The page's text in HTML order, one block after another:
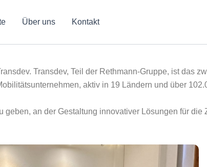
Über uns Kontakt
Transdev, Teil der Rethmann-Gruppe, ist das
aktiv in 19 Ländern und über
an der Gestaltung innovativer Lösungen für die